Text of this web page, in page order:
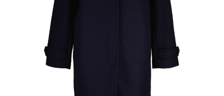
Noteboom
Woman